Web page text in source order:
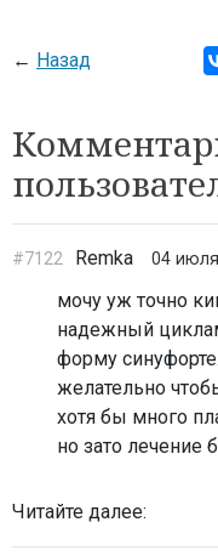
← Назад
#7122 Remka 04
мочу уж точно
надежный
форму
желательно
хотя бы много
но зато лечение
Читайте далее: